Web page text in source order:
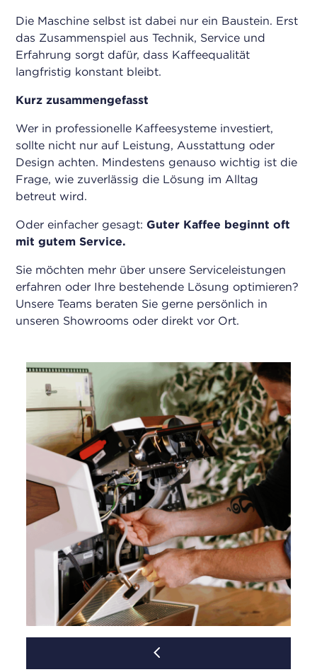
Die Maschine selbst ist dabei nur ein Baustein. Erst
das Zusammenspiel aus Technik, Service und
Erfahrung sorgt dafür, dass Kaffeequalität
langfristig konstant bleibt.
Kurz zusammengefasst
Wer in professionelle Kaffeesysteme investiert,
sollte nicht nur auf Leistung, Ausstattung oder
Design achten. Mindestens genauso wichtig ist die
Frage, wie zuverlässig die Lösung im Alltag
betreut wird.
Oder einfacher gesagt:Guter Kaffee beginnt oft
mit gutem Service.
Sie möchten mehr über unsere Serviceleistungen
erfahren oder Ihre bestehende Lösung optimieren?
Unsere Teams beraten Sie gerne persönlich in
unseren Showrooms oder direkt vor Ort.